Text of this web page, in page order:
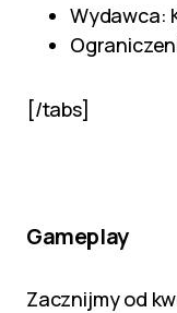
Wydawca:
[/tabs]
Gameplay
Zacznijmy od